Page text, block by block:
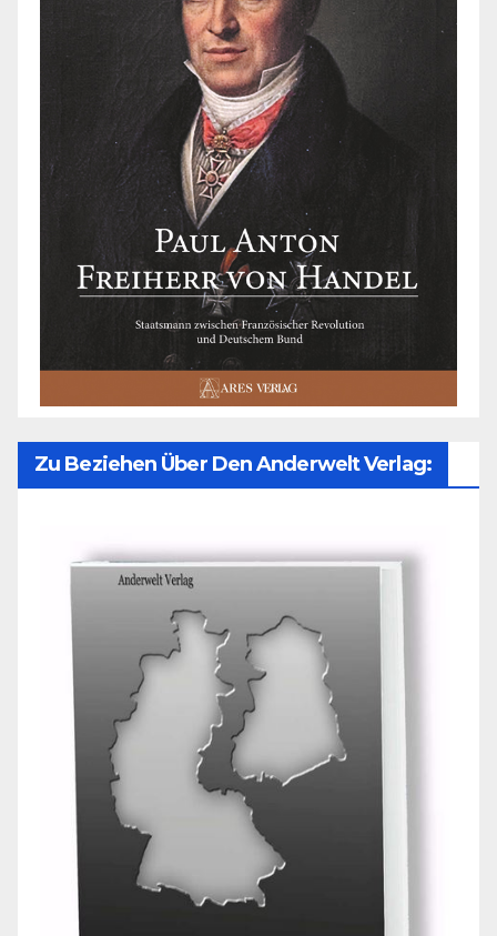
Zu Beziehen Über Den Anderwelt Verlag: